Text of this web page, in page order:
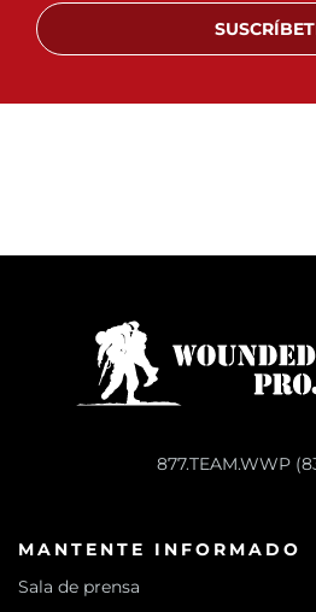
877.TEAM.WWP
MANTENTE INFORMADO
Sala de prensa